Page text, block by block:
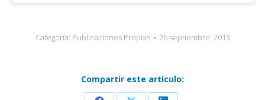
Categoría: Publicaciones Propias 26 septiembre, 2013
Compartir este artículo: